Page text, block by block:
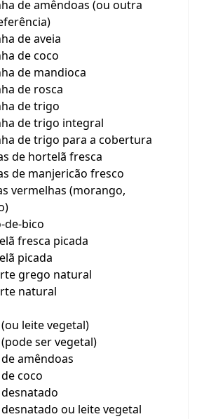
de amêndoas (ou outra
de aveia
de coco
de mandioca
de rosca
de trigo
de trigo integral
de trigo para a cobertura
de hortelã fresca
de manjericão fresco
vermelhas (morango,
de-bico
fresca picada
picada
grego natural
natural
leite vegetal)
ser vegetal)
amêndoas
coco
ou leite vegetal